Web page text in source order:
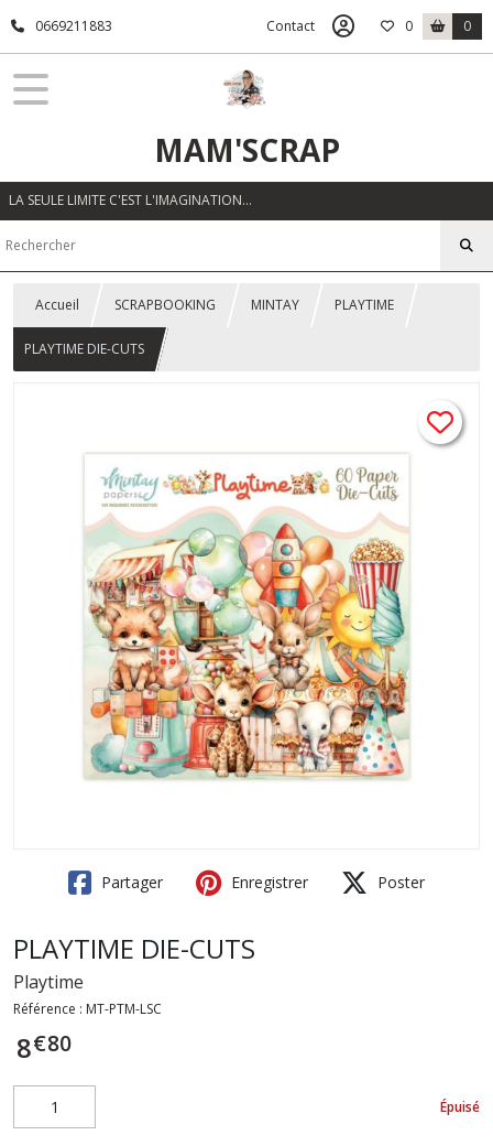
0669211883 Contact 0 0
MAM'SCRAP
LA SEULE LIMITE C'EST L'IMAGINATION…
Accueil SCRAPBOOKING MINTAY PLAYTIME
PLAYTIME DIE-CUTS
Partager Enregistrer Poster
PLAYTIME DIE-CUTS
Playtime
Référence : MT-PTM-LSC
8€80
Épuisé